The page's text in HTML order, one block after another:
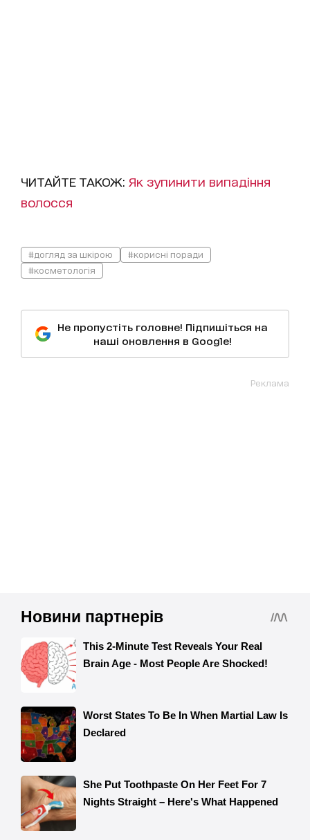
ЧИТАЙТЕ ТАКОЖ: Як зупинити випадіння
волосся
#догляд за шкірою
#корисні поради
#косметологія
Не пропустіть головне! Підпишіться на
наші оновлення в Google!
Реклама